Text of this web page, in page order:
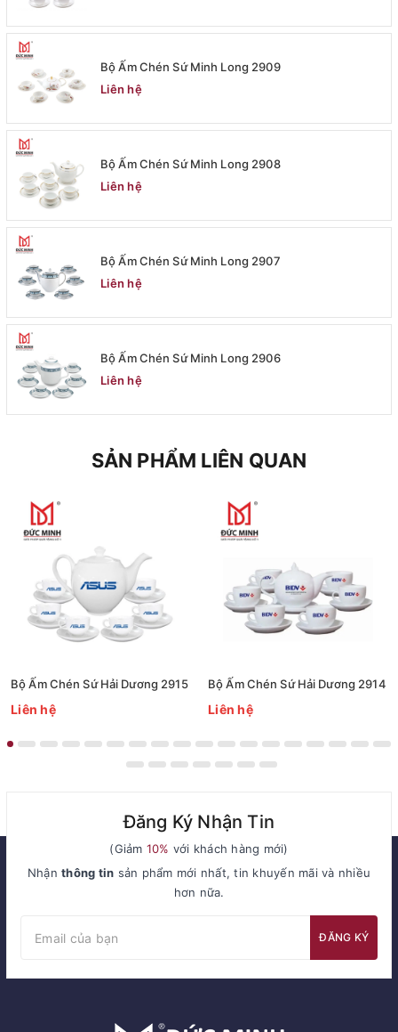
Bộ Ấm Chén Sứ Minh Long 2909
Liên hệ
Bộ Ấm Chén Sứ Minh Long 2908
Liên hệ
Bộ Ấm Chén Sứ Minh Long 2907
Liên hệ
Bộ Ấm Chén Sứ Minh Long 2906
Liên hệ
SẢN PHẨM LIÊN QUAN
Bộ Ấm Chén Sứ Hải Dương 2915
Liên hệ
Bộ Ấm Chén Sứ Hải Dương 2914
Liên hệ
Đăng Ký Nhận Tin
(Giảm 10% với khách hàng mới)
Nhậnthông tin sản phẩm mới nhất, tin khuyến mãi và nhiều
hơn nữa.
ĐĂNG KÝ